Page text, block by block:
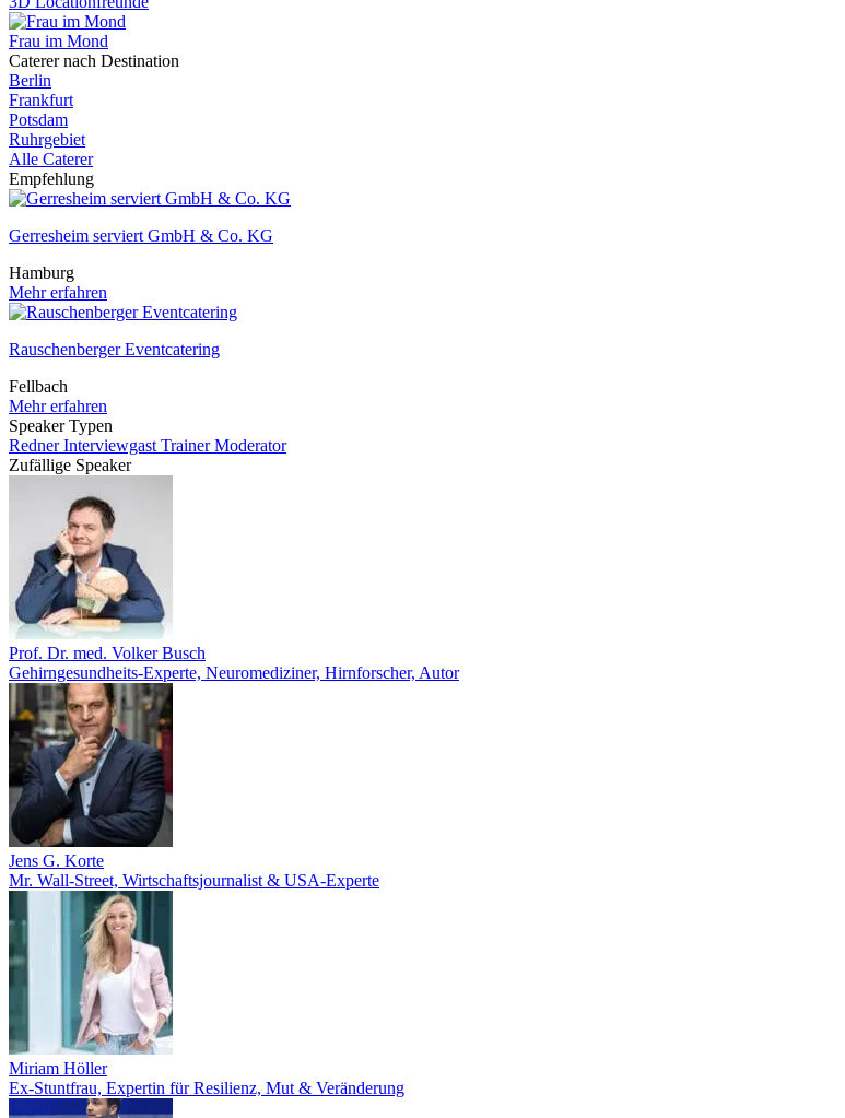
Frau im Mond
Caterer nach Destination
Berlin
Frankfurt
Potsdam
Ruhrgebiet
Alle Caterer
Empfehlung
Gerresheim serviert GmbH & Co. KG
Hamburg
Mehr erfahren
Rauschenberger Eventcatering
Fellbach
Mehr erfahren
Speaker Typen
RednerInterviewgast TrainerModerator
Zufällige Speaker
Prof. Dr. med. Volker Busch
Gehirngesundheits-Experte, Neuromediziner, Hirnforscher, Autor
Jens G. Korte
Mr. Wall-Street, Wirtschaftsjournalist & USA-Experte
Miriam Höller
Ex-Stuntfrau, Expertin für Resilienz, Mut & Veränderung